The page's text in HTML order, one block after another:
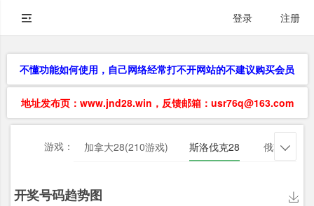
登录 注册
不懂功能如何使用，自己网络经常打不开网站的不建议购买会员
地址发布页：www.jnd28.win，反馈邮箱：usr76q@163.com
游戏： 加拿大28(210游戏) 斯洛伐克28 俄勒冈28
